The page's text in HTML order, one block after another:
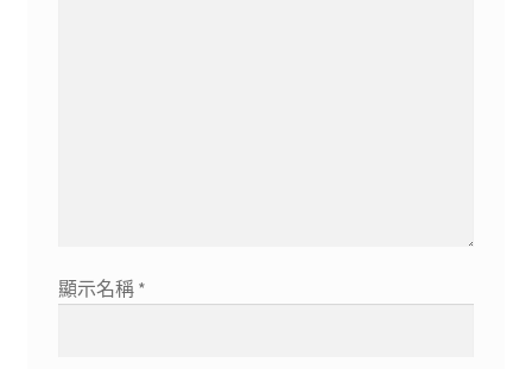
顯示名稱 *